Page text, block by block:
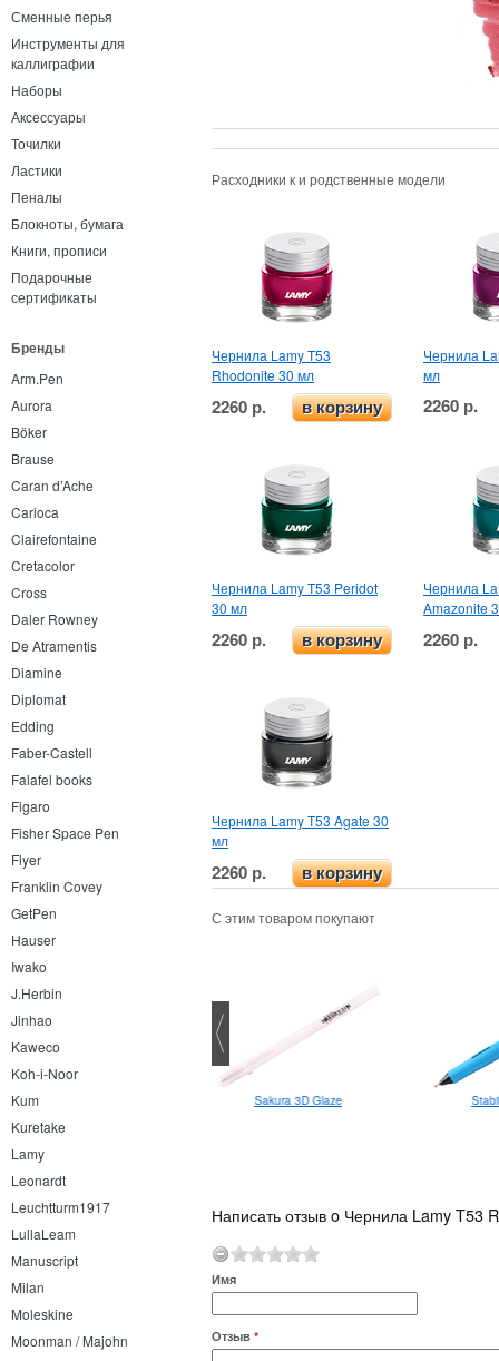
Сменные перья
Инструменты для
каллиграфии
Наборы
Аксессуары
Точилки
Ластики
Пеналы
Блокноты, бумага
Книги, прописи
Подарочные
сертификаты
Бренды
Arm.Pen
Aurora
Böker
Brause
Caran d’Ache
Carioca
Clairefontaine
Cretacolor
Cross
Daler Rowney
De Atramentis
Diamine
Diplomat
Edding
Faber-Castell
Falafel books
Figaro
Fisher Space Pen
Flyer
Franklin Covey
GetPen
Hauser
Iwako
J.Herbin
Jinhao
Kaweco
Koh-i-Noor
Kum
Kuretake
Lamy
Leonardt
Leuchtturm1917
LullaLeam
Manuscript
Milan
Moleskine
Moonman / Majohn
Расходники к и родственные модели
Чернила Lamy T53
Rhodonite 30 мл
2260 р. в корзину
Чернила
мл
2260 р.
Чернила Lamy T53 Peridot
30 мл
2260 р. в корзину
Чернила
Amazonite
2260 р.
Чернила Lamy T53 Agate 30
мл
2260 р. в корзину
С этим товаром покупают
Edding 30 1.5-3.0 мм Sakura 3D Glaze
Написать отзыв o Чернила Lamy T53
Имя
Отзыв *